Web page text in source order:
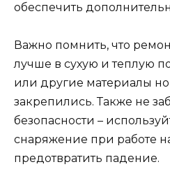
обеспечить
Важно помнить, что
лучше в сухую и теплую
или другие материалы
закрепились. Также не
безопасности –
снаряжение при работе
предотвратить падение.